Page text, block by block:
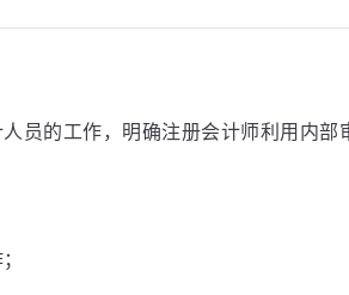
员的工作，明确注册会计师利用内部